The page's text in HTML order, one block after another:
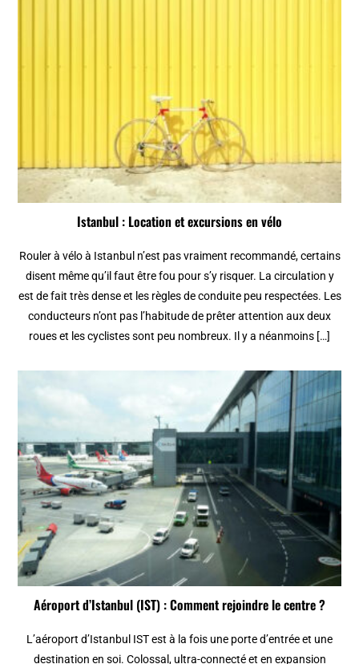
Istanbul : Location et excursions en vélo
Rouler à vélo à Istanbul n’est pas vraiment recommandé, certains
disent même qu’il faut être fou pour s’y risquer. La circulation y
est de fait très dense et les règles de conduite peu respectées. Les
conducteurs n’ont pas l’habitude de prêter attention aux deux
roues et les cyclistes sont peu nombreux. Il y a néanmoins […]
Aéroport d’Istanbul (IST) : Comment rejoindre le centre ?
L’aéroport d’Istanbul IST est à la fois une porte d’entrée et une
destination en soi. Colossal, ultra-connecté et en expansion